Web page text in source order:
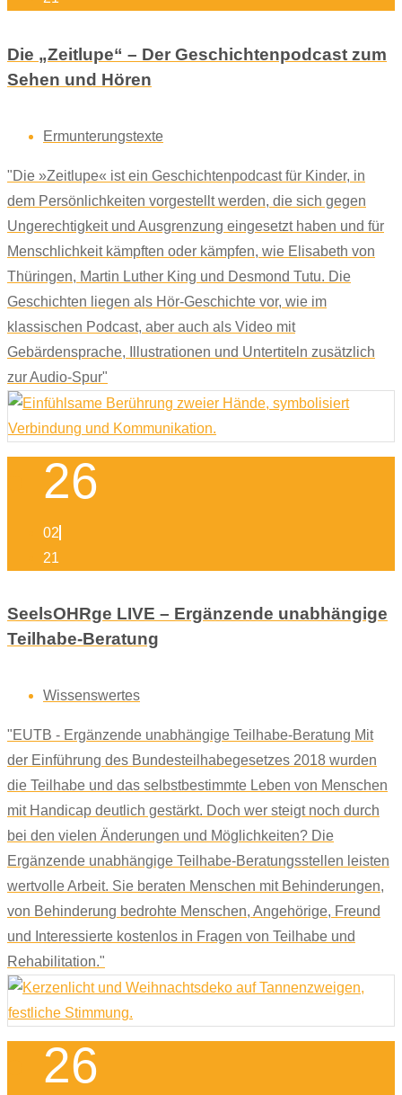
Die „Zeitlupe“ – Der Geschichtenpodcast zum
Sehen und Hören
Ermunterungstexte
"Die »Zeitlupe« ist ein Geschichtenpodcast für Kinder, in
dem Persönlichkeiten vorgestellt werden, die sich gegen
Ungerechtigkeit und Ausgrenzung eingesetzt haben und für
Menschlichkeit kämpften oder kämpfen, wie Elisabeth von
Thüringen, Martin Luther King und Desmond Tutu. Die
Geschichten liegen als Hör-Geschichte vor, wie im
klassischen Podcast, aber auch als Video mit
Gebärdensprache, Illustrationen und Untertiteln zusätzlich
zur Audio-Spur"
26
02
21
SeelsOHRge LIVE – Ergänzende unabhängige
Teilhabe-Beratung
Wissenswertes
"EUTB - Ergänzende unabhängige Teilhabe-Beratung Mit
der Einführung des Bundesteilhabegesetzes 2018 wurden
die Teilhabe und das selbstbestimmte Leben von Menschen
mit Handicap deutlich gestärkt. Doch wer steigt noch durch
bei den vielen Änderungen und Möglichkeiten? Die
Ergänzende unabhängige Teilhabe-Beratungsstellen leisten
wertvolle Arbeit. Sie beraten Menschen mit Behinderungen,
von Behinderung bedrohte Menschen, Angehörige, Freund
und Interessierte kostenlos in Fragen von Teilhabe und
Rehabilitation."
26